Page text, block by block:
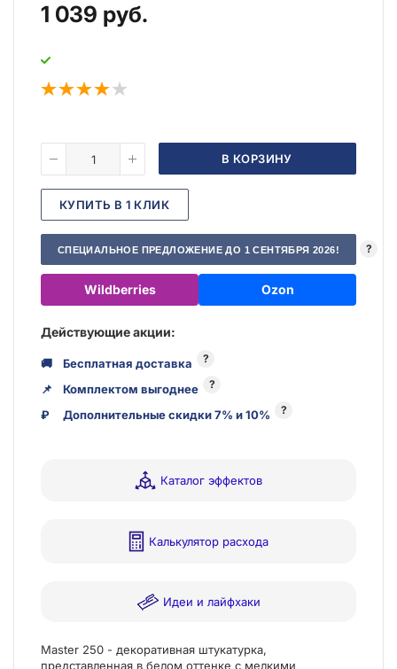
1 039 руб.
В КОРЗИНУ
КУПИТЬ В 1 КЛИК
СПЕЦИАЛЬНОЕ ПРЕДЛОЖЕНИЕ ДО 1 СЕНТЯБРЯ 2026! ?
Wildberries Ozon
Действующие акции:
🚚 Бесплатная доставка ?
📌 Комплектом выгоднее ?
₽ Дополнительные скидки 7% и 10% ?
Каталог эффектов
Калькулятор расхода
Идеи и лайфхаки
Master 250 - декоративная штукатурка,
представленная в белом оттенке с мелкими